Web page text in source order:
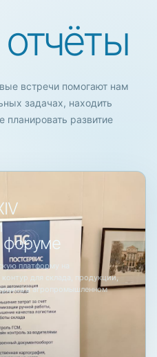
отчёты
встречи помогают нам
задачах, находить
планировать развитие
форуме
платформу на
для склада, продукции,
в агропромышленном